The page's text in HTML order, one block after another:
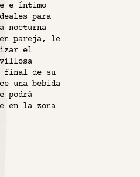
e íntimo
para
nocturna
pareja, le
el
final de su
una bebida
podrá
en la zona